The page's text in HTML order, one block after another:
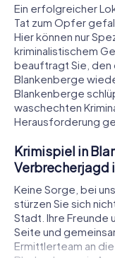
Ein erfolgreicher
Tat zum Opfer
Hier können nur
kriminalistischem
beauftragt Sie, den
Blankenberge
Blankenberge
waschechten
Herausforderung
Krimispiel in
Verbrecherjagd
Keine Sorge, bei
stürzen Sie sich
Stadt. Ihre Freunde
Seite und
Ermittlerteam an